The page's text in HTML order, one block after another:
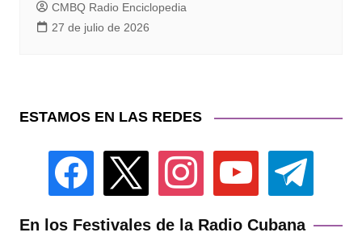
CMBQ Radio Enciclopedia
27 de julio de 2026
ESTAMOS EN LAS REDES
facebook instagram youtube telegram
En los Festivales de la Radio Cubana